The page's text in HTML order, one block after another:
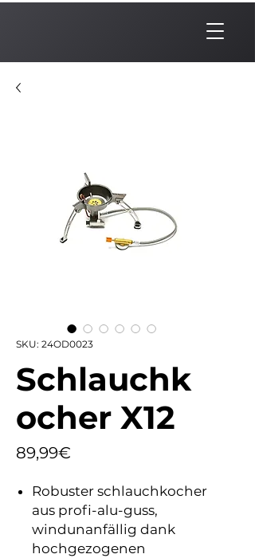
SKU: 24OD0023
Schlauchk
ocher X12
89,99€
Robuster schlauchkocher
aus profi-alu-guss,
windunanfällig dank
hochgezogenen